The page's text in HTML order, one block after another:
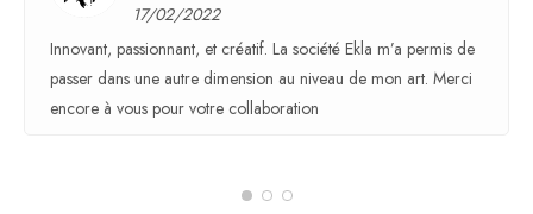
17/02/2022
Innovant, passionnant, et créatif. La société Ekla m’a permis de
passer dans une autre dimension au niveau de mon art. Merci
encore à vous pour votre collaboration